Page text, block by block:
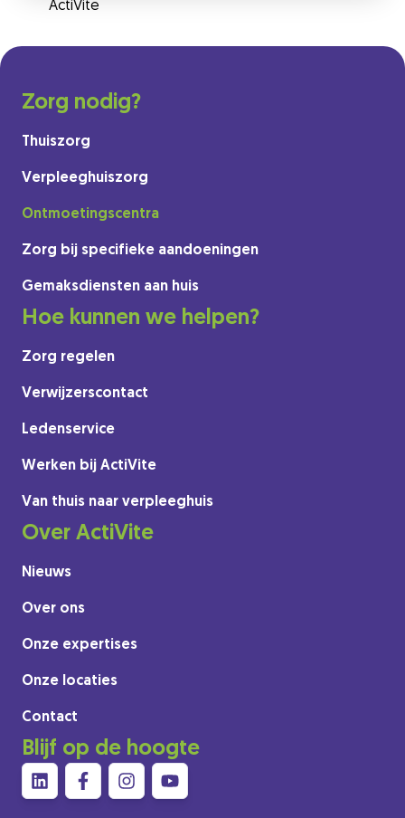
Zorg nodig?
Thuiszorg
Verpleeghuiszorg
Ontmoetingscentra
Zorg bij specifieke aandoeningen
Gemaksdiensten aan huis
Hoe kunnen we helpen?
Zorg regelen
Verwijzerscontact
Ledenservice
Werken bij ActiVite
Van thuis naar verpleeghuis
Over ActiVite
Nieuws
Over ons
Onze expertises
Onze locaties
Contact
Blijf op de hoogte